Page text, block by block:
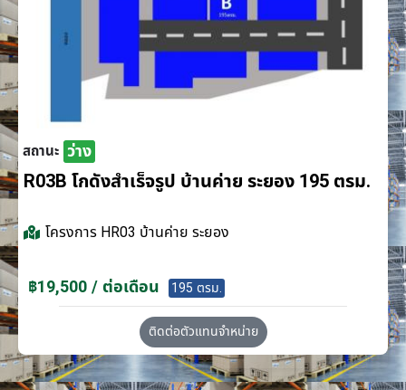
สถานะ ว่าง
R03B โกดังสำเร็จรูป บ้านค่าย ระยอง 195 ตรม.
โครงการ HR03 บ้านค่าย ระยอง
฿19,500 / ต่อเดือน 195 ตรม.
ติดต่อตัวแทนจำหน่าย